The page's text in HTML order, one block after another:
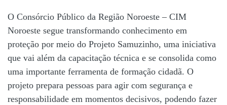
no
Noroeste
O Consórcio Público da Região Noroeste – CIM
Noroeste segue transformando conhecimento em
proteção por meio do Projeto Samuzinho, uma iniciativa
que vai além da capacitação técnica e se consolida como
uma importante ferramenta de formação cidadã. O
projeto prepara pessoas para agir com segurança e
responsabilidade em momentos decisivos, podendo fazer